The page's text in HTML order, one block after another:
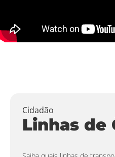
Cidadão
Linhas de